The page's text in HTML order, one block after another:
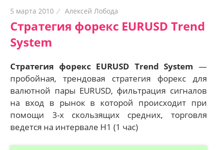
сигналы,
новости…
5 марта 2010 Алексей Лобода
Стратегия форекс EURUSD Trend
System
Cтратегия форекс EURUSD Trend System —
пробойная, трендовая стратегия форекс для
валютной пары EURUSD, фильтрация сигналов
на вход в рынок в которой происходит при
помощи 3-х скользящих средних, торговля
ведется на интервале H1 (1 час)